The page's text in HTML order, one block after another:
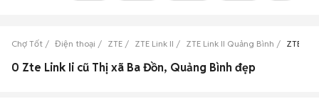
Chợ Tốt Điện thoại ZTE ZTE Link II ZTE Link II Quảng Bình ZTE
0 Zte Link Ii cũ Thị xã Ba Đồn, Quảng Bình đẹp